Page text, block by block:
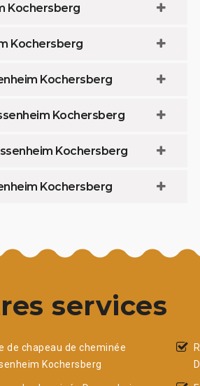
Kochersberg
Kochersberg
Kochersberg
Kochersberg
Kochersberg
Kochersberg
services
de chapeau de cheminée
Kochersberg